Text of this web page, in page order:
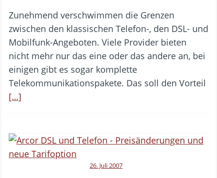
Zunehmend verschwimmen die Grenzen
zwischen den klassischen Telefon-, den DSL- und
Mobilfunk-Angeboten. Viele Provider bieten
nicht mehr nur das eine oder das andere an, bei
einigen gibt es sogar komplette
Telekommunikationspakete. Das soll den Vorteil
[…]
26. Juli 2007